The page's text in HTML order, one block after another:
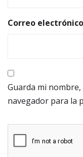
Correo electrónico
Guarda mi
navegador para la